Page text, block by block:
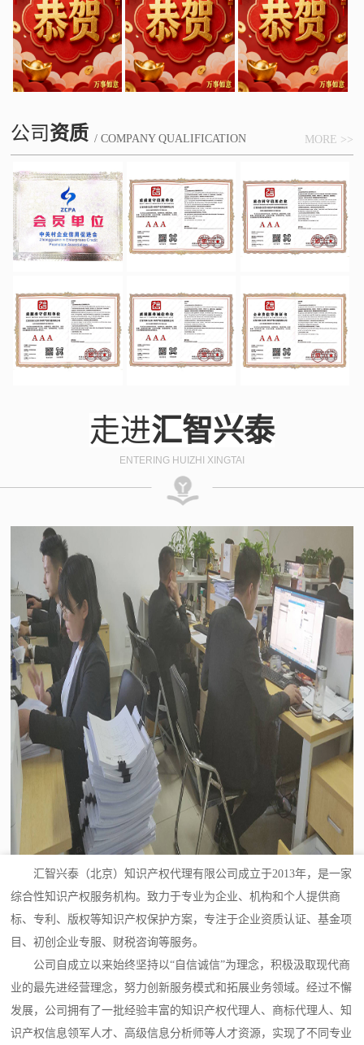
公司资质 / COMPANY QUALIFICATION MORE >>
走进汇智兴泰
ENTERING HUIZHI XINGTAI
汇智兴泰（北京）知识产权代理有限公司成立于2013年，是一家
综合性知识产权服务机构。致力于专业为企业、机构和个人提供商
标、专利、版权等知识产权保护方案，专注于企业资质认证、基金项
目、初创企业专服、财税咨询等服务。
公司自成立以来始终坚持以“自信诚信”为理念，积极汲取现代商
业的最先进经营理念，努力创新服务模式和拓展业务领域。经过不懈
发展，公司拥有了一批经验丰富的知识产权代理人、商标代理人、知
识产权信息领军人才、高级信息分析师等人才资源，实现了不同专业